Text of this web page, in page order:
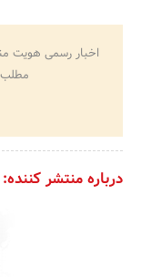
اخبار رسمی هویت
درباره منتشر کننده: